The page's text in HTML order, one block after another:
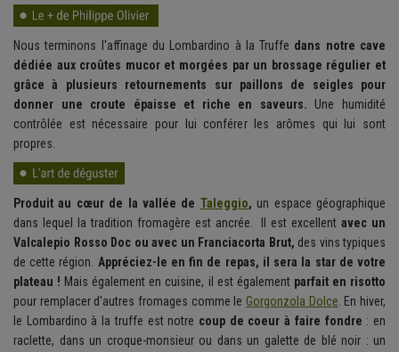
Nous terminons l'affinage du Lombardino à la Truffe dans notre cave
dédiée aux croûtes mucor et morgées par un brossage régulier et
grâce à plusieurs retournements sur paillons de seigles pour
donner une croute épaisse et riche en saveurs. Une humidité
contrôlée est nécessaire pour lui conférer les arômes qui lui sont
propres.
Produit au cœur de la vallée de Taleggio, un espace géographique
dans lequel la tradition fromagère est ancrée. Il est excellentavec un
Valcalepio Rosso Doc ou avec un Franciacorta Brut, des vins typiques
de cette région. Appréciez-le en fin de repas, il sera la star de votre
plateau ! Mais également en cuisine, il est également parfait en risotto
pour remplacer d'autres fromages comme le Gorgonzola Dolce. En hiver,
le Lombardino à la truffe est notre coup de coeur à faire fondre : en
raclette, dans un croque-monsieur ou dans un galette de blé noir : un